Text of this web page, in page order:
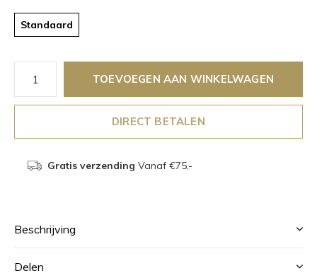
Standaard
TOEVOEGEN AAN WINKELWAGEN
DIRECT BETALEN
Gratis verzending Vanaf €75,-
Beschrijving
Delen